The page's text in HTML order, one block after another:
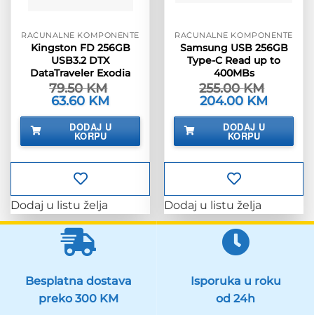
RAČUNALNE KOMPONENTE
Kingston FD 256GB
USB3.2 DTX
DataTraveler Exodia
79.50KM
Izvorna
cijena
bila
79.50 KM.
63.60 KM
je:
63.60 KM.
DODAJ U
KORPU
Dodaj u listu želja
RAČUNALNE KOMPONENTE
Samsung USB 256GB
Type-C Read up to
400MBs
255.00KM
Izvorna
cijena
bila
255.00 KM.
204.00 KM
je:
DODAJ U
KORPU
Dodaj u listu želja
Besplatna dostava
preko 300 KM
Isporuka u roku
od 24h